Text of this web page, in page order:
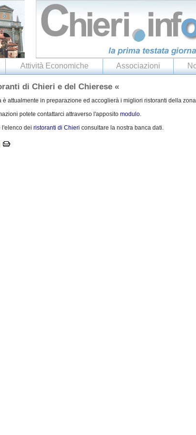
Attività Economiche Associazioni
di Chieri e del Chierese «
è attualmente in preparazione ed accoglierà i migliori ristoranti della
potete contattarci attraverso l'apposito modulo.
l'elenco dei ristoranti di Chieri consultare la nostra banca dati.